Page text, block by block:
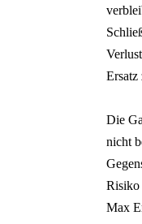
Ersatz
Die
nicht
Risiko
Max